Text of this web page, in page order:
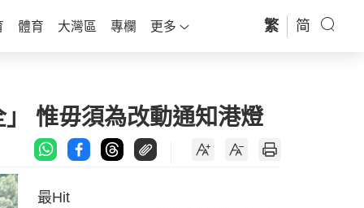
體育 大灣區 專欄 更多 繁 简
惟毋須為改動通知港燈
最Hit